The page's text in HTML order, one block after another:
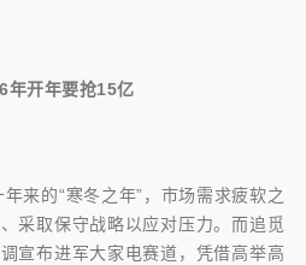
年开年要抢15亿
来的“寒冬之年”，市场需求疲软之
采取保守战略以应对压力。而追觅
宣布进军大家电赛道，凭借高举高